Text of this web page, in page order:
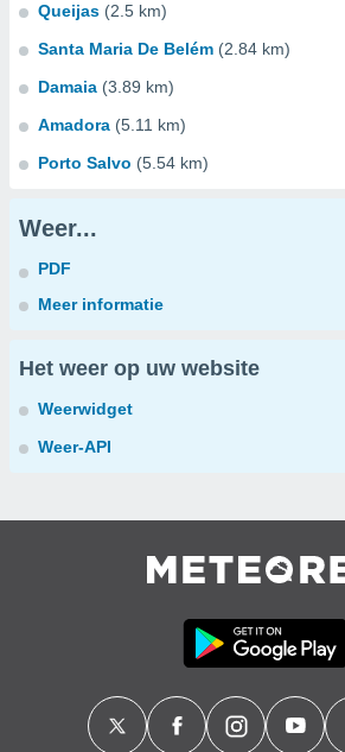
Queijas (2.5 km)
Santa Maria De Belém (2.84 km)
Damaia (3.89 km)
Amadora (5.11 km)
Porto Salvo (5.54 km)
Weer...
PDF
Meer informatie
Het weer op uw website
Weerwidget
Weer-API